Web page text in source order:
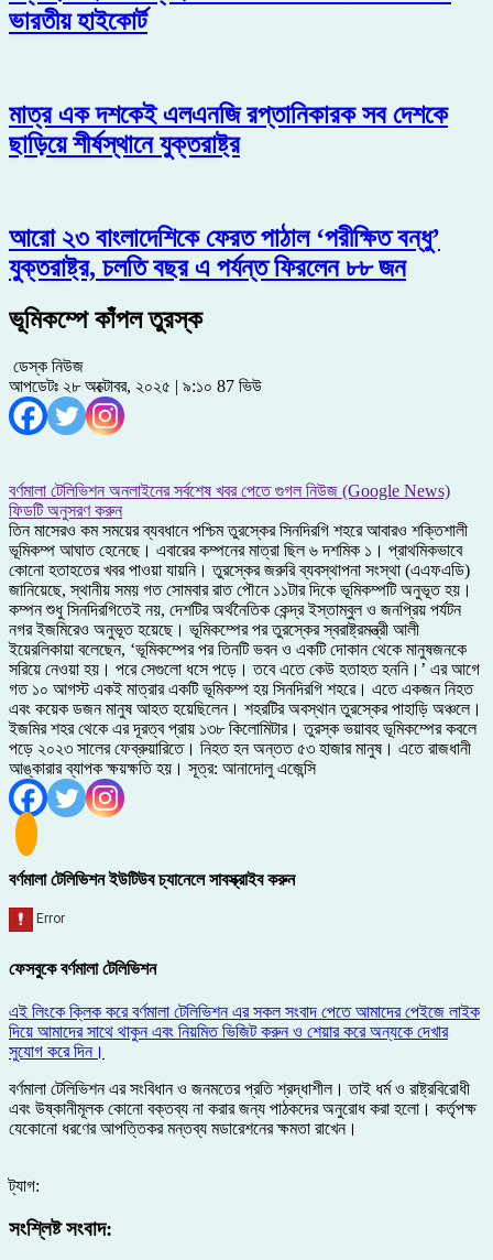
ভারতীয় হাইকোর্ট
মাত্র এক দশকেই এলএনজি রপ্তানিকারক সব দেশকে
ছাড়িয়ে শীর্ষস্থানে যুক্তরাষ্ট্র
আরো ২৩ বাংলাদেশিকে ফেরত পাঠাল ‘পরীক্ষিত বন্ধু’
যুক্তরাষ্ট্র, চলতি বছর এ পর্যন্ত ফিরলেন ৮৮ জন
ভূমিকম্পে কাঁপল তুরস্ক
ডেস্ক নিউজ
আপডেটঃ ২৮ অক্টোবর, ২০২৫ | ৯:১০ 87 ভিউ
বর্ণমালা টেলিভিশন অনলাইনের সর্বশেষ খবর পেতে গুগল নিউজ (Google News)
ফিডটি অনুসরণ করুন
তিন মাসেরও কম সময়ের ব্যবধানে পশ্চিম তুরস্কের সিনদিরগি শহরে আবারও শক্তিশালী
ভূমিকম্প আঘাত হেনেছে। এবারের কম্পনের মাত্রা ছিল ৬ দশমিক ১। প্রাথমিকভাবে
কোনো হতাহতের খবর পাওয়া যায়নি। তুরস্কের জরুরি ব্যবস্থাপনা সংস্থা (এএফএডি)
জানিয়েছে, স্থানীয় সময় গত সোমবার রাত পৌনে ১১টার দিকে ভূমিকম্পটি অনুভূত হয়।
কম্পন শুধু সিনদিরগিতেই নয়, দেশটির অর্থনৈতিক কেন্দ্র ইস্তাম্বুল ও জনপ্রিয় পর্যটন
নগর ইজমিরেও অনুভূত হয়েছে। ভূমিকম্পের পর তুরস্কের স্বরাষ্ট্রমন্ত্রী আলী
ইয়েরলিকায়া বলেছেন, ‘ভূমিকম্পের পর তিনটি ভবন ও একটি দোকান থেকে মানুষজনকে
সরিয়ে নেওয়া হয়। পরে সেগুলো ধসে পড়ে। তবে এতে কেউ হতাহত হননি।’ এর আগে
গত ১০ আগস্ট একই মাত্রার একটি ভূমিকম্প হয় সিনদিরগি শহরে। এতে একজন নিহত
এবং কয়েক ডজন মানুষ আহত হয়েছিলেন। শহরটির অবস্থান তুরস্কের পাহাড়ি অঞ্চলে।
ইজমির শহর থেকে এর দূরত্ব প্রায় ১৩৮ কিলোমিটার। তুরস্ক ভয়াবহ ভূমিকম্পের কবলে
পড়ে ২০২৩ সালের ফেব্রুয়ারিতে। নিহত হন অন্তত ৫৩ হাজার মানুষ। এতে রাজধানী
আঙ্কারার ব্যাপক ক্ষয়ক্ষতি হয়। সূত্র: আনাদোলু এজেন্সি
বর্ণমালা টেলিভিশন ইউটিউব চ্যানেলে সাবস্ক্রাইব করুন
ফেসবুকে বর্ণমালা টেলিভিশন
এই লিংকে ক্লিক করে বর্ণমালা টেলিভিশন এর সকল সংবাদ পেতে আমাদের পেইজে লাইক
দিয়ে আমাদের সাথে থাকুন এবং নিয়মিত ভিজিট করুন ও শেয়ার করে অন্যকে দেখার
সুযোগ করে দিন।
বর্ণমালা টেলিভিশন এর সংবিধান ও জনমতের প্রতি শ্রদ্ধাশীল। তাই ধর্ম ও রাষ্ট্রবিরোধী
এবং উষ্কানীমূলক কোনো বক্তব্য না করার জন্য পাঠকদের অনুরোধ করা হলো। কর্তৃপক্ষ
যেকোনো ধরণের আপত্তিকর মন্তব্য মডারেশনের ক্ষমতা রাখেন।
ট্যাগ:
সংশ্লিষ্ট সংবাদ: